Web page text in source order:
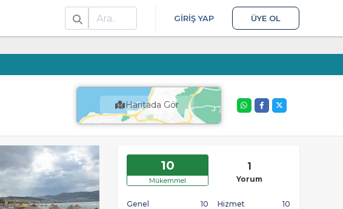
Ara
GIRIŞ YAP ÜYE OL
Haritada Gör
10
Mükemmel
1
Yorum
Genel 10 Hizmet 10